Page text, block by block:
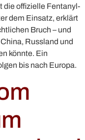
die offizielle Fentanyl-
dem Einsatz, erklärt
Bruch – und
Russland und
könnte. Ein
bis nach Europa.